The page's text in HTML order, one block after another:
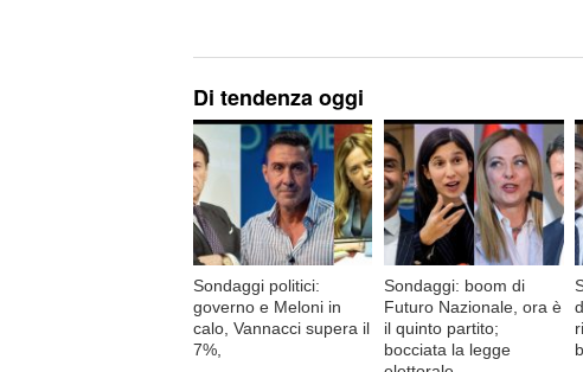
Di tendenza oggi
Sondaggi politici:
governo e Meloni in
calo, Vannacci supera il
7%,
Sondaggi: boom di
Futuro Nazionale, ora è
il quinto partito;
bocciata la legge